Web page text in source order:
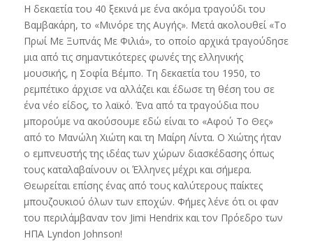
Η δεκαετία του 40 ξεκινά με ένα ακόμα τραγούδι του
Βαμβακάρη, το «Μινόρε της Αυγής». Μετά ακολουθεί «Το
Πρωί Με Ξυπνάς Με Φιλιά», το οποίο αρχικά τραγούδησε
μια από τις σημαντικότερες φωνές της ελληνικής
μουσικής, η Σοφία Βέμπο. Τη δεκαετία του 1950, το
ρεμπέτικο άρχισε να αλλάζει και έδωσε τη θέση του σε
ένα νέο είδος, το λαϊκό. Ένα από τα τραγούδια που
μπορούμε να ακούσουμε εδώ είναι το «Αφού Το Θες»
από το Μανώλη Χιώτη και τη Μαίρη Λίντα. Ο Χιώτης ήταν
ο εμπνευστής της ιδέας των χώρων διασκέδασης όπως
τους καταλαβαίνουν οι Έλληνες μέχρι και σήμερα.
Θεωρείται επίσης ένας από τους καλύτερους παίκτες
μπουζουκιού όλων των εποχών. Φήμες λένε ότι οι φαν
του περιλάμβαναν τον Jimi Hendrix και τον Πρόεδρο των
ΗΠΑ Lyndon Johnson!